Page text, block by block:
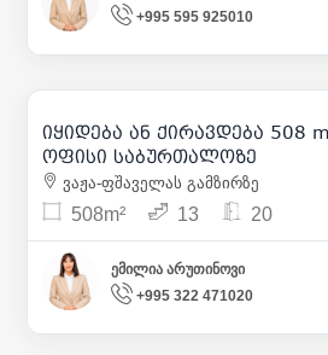
+995 595 925010
7
762
იყიდება ან ქირავდება 508
ოფისი საბურთალოზე
ვაჟა-ფშაველას გამზირზე
508m² 13 20
ემილია არუთინოვი
+995 322 471020